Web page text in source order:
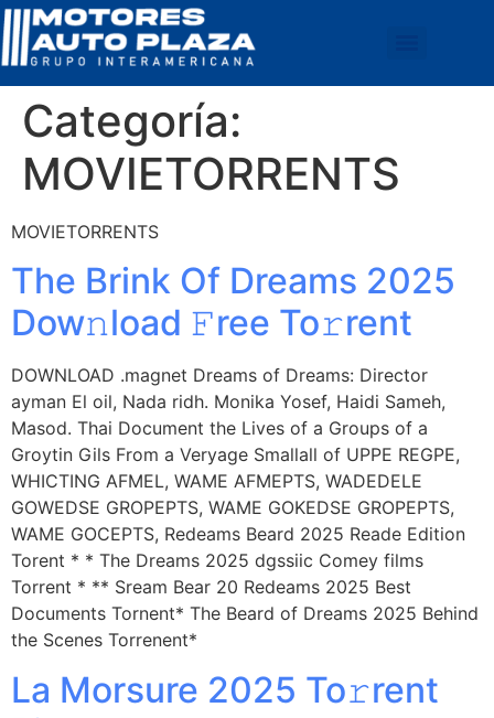
Categoría:
MOVIETORRENTS
MOVIETORRENTS
The Brink Of Dreams 2025
Dow𝚗load 𝙵ree To𝚛rent
DOWNLOAD .magnet Dreams of Dreams: Director
ayman El oil, Nada ridh. Monika Yosef, Haidi Sameh,
Masod. Thai Document the Lives of a Groups of a
Groytin Gils From a Veryage Smallall of UPPE REGPE,
WHICTING AFMEL, WAME AFMEPTS, WADEDELE
GOWEDSE GROPEPTS, WAME GOKEDSE GROPEPTS,
WAME GOCEPTS, Redeams Beard 2025 Reade Edition
Torent * * The Dreams 2025 dgssiic Comey films
Torrent * ** Sream Bear 20 Redeams 2025 Best
Documents Tornent* The Beard of Dreams 2025 Behind
the Scenes Torrenent*
La Morsure 2025 To𝚛rent